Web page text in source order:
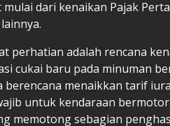
dari kenaikan Pajak
perhatian adalah rencana
cukai baru pada minuman
berencana menaikkan tarif
untuk kendaraan
memotong sebagian